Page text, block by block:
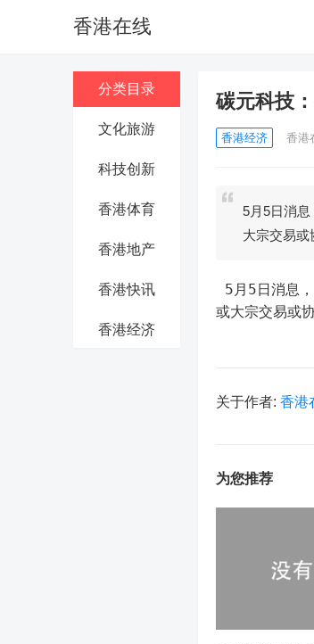
香港在线
分类目录
文化旅游
科技创新
香港体育
香港地产
香港快讯
香港经济
碳元科技
香港经济 香港
5月5日消
大宗交易
或大宗交易或
关于作者: 香港
为您推荐